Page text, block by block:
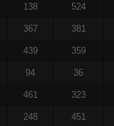
138 524
367 381
439 359
94 36
461 323
248 451